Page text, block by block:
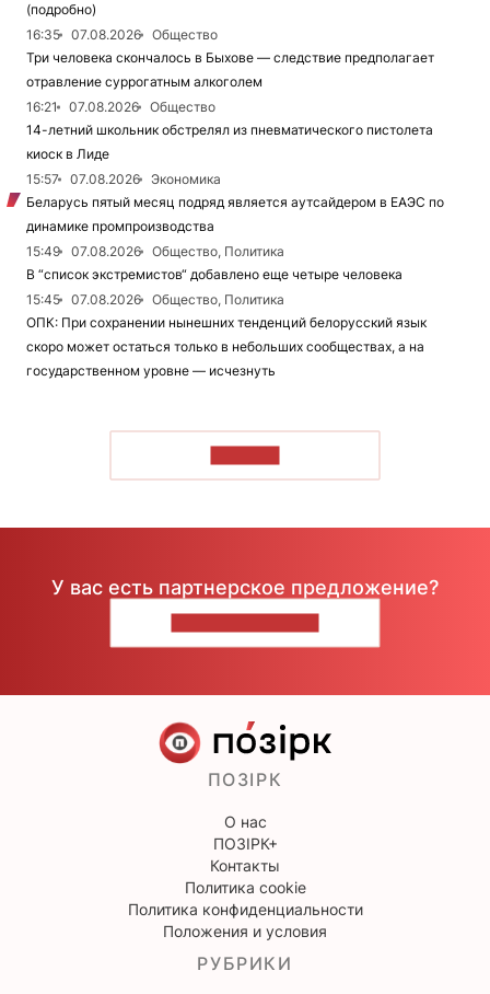
(подробно)
16:35
07.08.2026
Общество
Три человека скончалось в Быхове — следствие предполагает
отравление суррогатным алкоголем
16:21
07.08.2026
Общество
14-летний школьник обстрелял из пневматического пистолета
киоск в Лиде
15:57
07.08.2026
Экономика
Беларусь пятый месяц подряд является аутсайдером в ЕАЭС по
динамике промпроизводства
15:49
07.08.2026
Общество, Политика
В “список экстремистов“ добавлено еще четыре человека
15:45
07.08.2026
Общество, Политика
ОПК: При сохранении нынешних тенденций белорусский язык
скоро может остаться только в небольших сообществах, а на
государственном уровне — исчезнуть
У вас есть партнерское предложение?
ПОЗІРК
О нас
ПОЗІРК+
Контакты
Политика cookie
Политика конфиденциальности
Положения и условия
РУБРИКИ